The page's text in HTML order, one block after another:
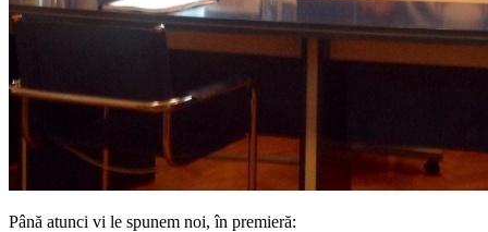
Până atunci vi le spunem noi, în premieră: